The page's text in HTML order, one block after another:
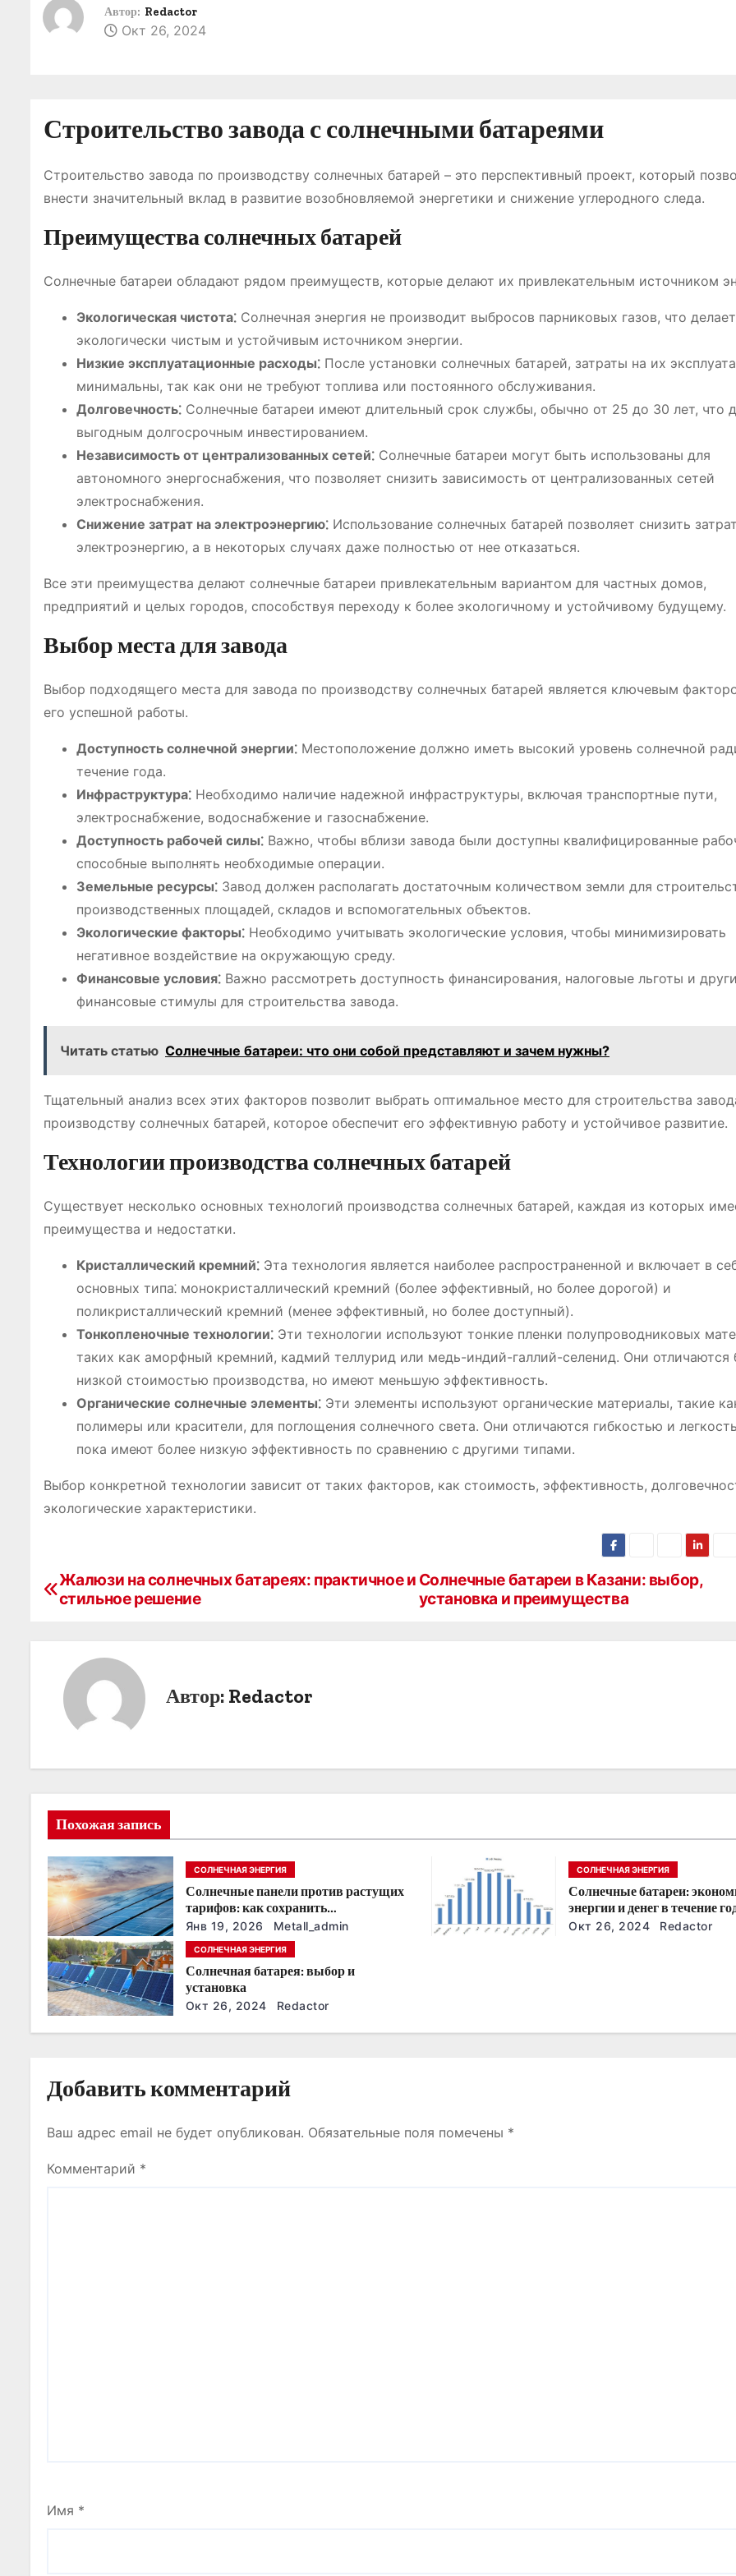
Автор: Redactor
Окт 26, 2024
Строительство завода с солнечными батареями
Строительство завода по производству солнечных батарей – это перспективный проект, который
внести значительный вклад в развитие возобновляемой энергетики и снижение углеродного следа.
Преимущества солнечных батарей
Солнечные батареи обладают рядом преимуществ, которые делают их привлекательным источником
Экологическая чистота⁚ Солнечная энергия не производит выбросов парниковых газов, что
экологически чистым и устойчивым источником энергии.
Низкие эксплуатационные расходы⁚ После установки солнечных батарей, затраты на их
минимальны, так как они не требуют топлива или постоянного обслуживания.
Долговечность⁚ Солнечные батареи имеют длительный срок службы, обычно от 25 до 30 лет, что
выгодным долгосрочным инвестированием.
Независимость от централизованных сетей⁚ Солнечные батареи могут быть использованы для
автономного энергоснабжения, что позволяет снизить зависимость от централизованных сетей
электроснабжения.
Снижение затрат на электроэнергию⁚ Использование солнечных батарей позволяет снизить
электроэнергию, а в некоторых случаях даже полностью от нее отказаться.
Все эти преимущества делают солнечные батареи привлекательным вариантом для частных домов,
предприятий и целых городов, способствуя переходу к более экологичному и устойчивому будущему.
Выбор места для завода
Выбор подходящего места для завода по производству солнечных батарей является ключевым
его успешной работы.
Доступность солнечной энергии⁚ Местоположение должно иметь высокий уровень солнечной
течение года.
Инфраструктура⁚ Необходимо наличие надежной инфраструктуры, включая транспортные пути,
электроснабжение, водоснабжение и газоснабжение.
Доступность рабочей силы⁚ Важно, чтобы вблизи завода были доступны квалифицированные
способные выполнять необходимые операции.
Земельные ресурсы⁚ Завод должен располагать достаточным количеством земли для
производственных площадей, складов и вспомогательных объектов.
Экологические факторы⁚ Необходимо учитывать экологические условия, чтобы минимизировать
негативное воздействие на окружающую среду.
Финансовые условия⁚ Важно рассмотреть доступность финансирования, налоговые льготы и
финансовые стимулы для строительства завода.
Читать статью Солнечные батареи: что они собой представляют и зачем нужны?
Тщательный анализ всех этих факторов позволит выбрать оптимальное место для строительства
производству солнечных батарей, которое обеспечит его эффективную работу и устойчивое развитие.
Технологии производства солнечных батарей
Существует несколько основных технологий производства солнечных батарей, каждая из которых
преимущества и недостатки.
Кристаллический кремний⁚ Эта технология является наиболее распространенной и включает в
основных типа⁚ монокристаллический кремний (более эффективный, но более дорогой) и
поликристаллический кремний (менее эффективный, но более доступный).
Тонкопленочные технологии⁚ Эти технологии используют тонкие пленки полупроводниковых
таких как аморфный кремний, кадмий теллурид или медь-индий-галлий-селенид. Они отличаются
низкой стоимостью производства, но имеют меньшую эффективность.
Органические солнечные элементы⁚ Эти элементы используют органические материалы, такие
полимеры или красители, для поглощения солнечного света. Они отличаются гибкостью и
пока имеют более низкую эффективность по сравнению с другими типами.
Выбор конкретной технологии зависит от таких факторов, как стоимость, эффективность,
экологические характеристики.
Н
и
я
п
о
з
а
п
с
я
м
Солнечные батареи в Казани: выбор,
установка и преимущества
Жалюзи на солнечных батареях: практичное и
стильное решение
Автор: Redactor
Похожая запись
СОЛНЕЧНАЯ ЭНЕРГИЯ
Солнечные панели против растущих
тарифов: как сохранить
энергонезависимость в ближайшие
годы
Янв 19, 2026 Metall_admin
СОЛНЕЧНАЯ ЭНЕРГИЯ
Солнечные батареи:
энергии и денег в течение
Окт 26, 2024 Redactor
СОЛНЕЧНАЯ ЭНЕРГИЯ
Солнечная батарея: выбор и
установка
Окт 26, 2024 Redactor
Добавить комментарий
Ваш адрес email не будет опубликован. Обязательные поля помечены *
Комментарий *
Имя *